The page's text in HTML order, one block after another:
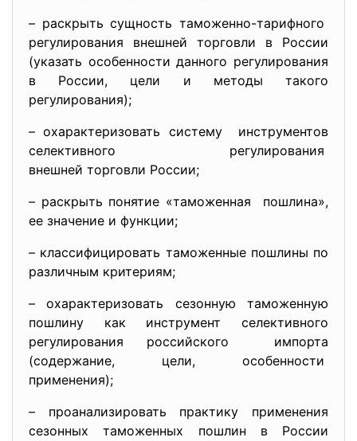
– раскрыть сущность таможенно-тарифного
регулирования внешней торговли в России
(указать особенности данного регулирования
в России, цели и методы такого
регулирования);
– охарактеризовать систему инструментов
селективного регулирования
внешней торговли России;
– раскрыть понятие «таможенная пошлина»,
ее значение и функции;
– классифицировать таможенные пошлины по
различным критериям;
– охарактеризовать сезонную таможенную
пошлину как инструмент селективного
регулирования российского импорта
(содержание, цели, особенности
применения);
– проанализировать практику применения
сезонных таможенных пошлин в России